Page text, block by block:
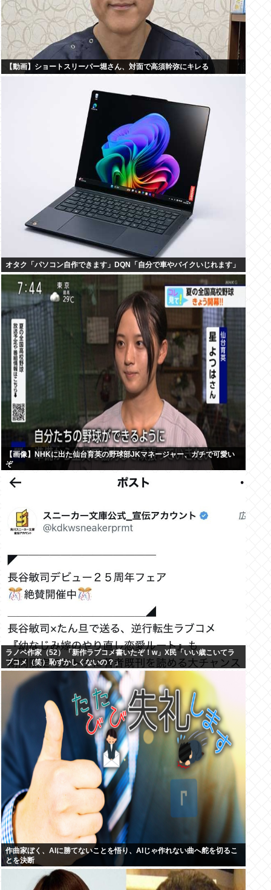
【動画】ショートスリーパー堀さん、対面で高須幹弥にキレる
オタク「パソコン自作できます」DQN「自分で車やバイクいじれます」
【画像】NHKに出た仙台育英の野球部JKマネージャー、ガチで可愛い
ぞ
ラノベ作家（52）「新作ラブコメ書いたぞ！w」X民「いい歳こいてラ
ブコメ（笑）恥ずかしくないの？」
作曲家ぼく、AIに勝てないことを悟り、AIじゃ作れない曲へ舵を切るこ
とを決断